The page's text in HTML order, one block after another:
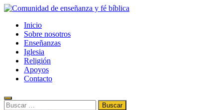
Comunidad de enseñanza y fé bíblica
Información de la fe, la biblia, el evangelismo, el cristianismo y la
religión
Inicio
Sobre nosotros
Enseñanzas
Iglesia
Religión
Apoyos
Contacto
Buscar: